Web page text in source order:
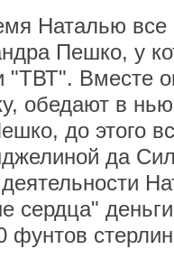
Наталью
Пешко, у
"ТВТ". Вместе
обедают в
до этого
да
деятельности
сердца"
фунтов